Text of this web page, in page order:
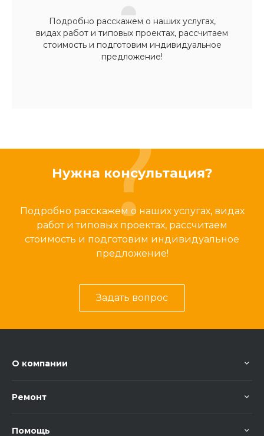
Подробно расскажем о наших услугах,
видах работ и типовых проектах, рассчитаем
стоимость и подготовим индивидуальное
предложение!
Нужна консультация?
Подробно расскажем о наших услугах, видах
работ и типовых проектах, рассчитаем
стоимость и подготовим индивидуальное
предложение!
Задать вопрос
О компании
Ремонт
Помощь